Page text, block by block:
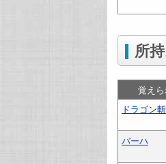
所
覚え
ドラゴン
バーハ